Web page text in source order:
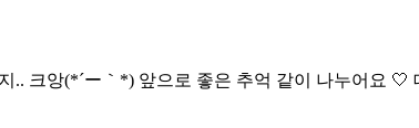
크앙(*´ー｀*) 앞으로 좋은 추억 같이 나누어요